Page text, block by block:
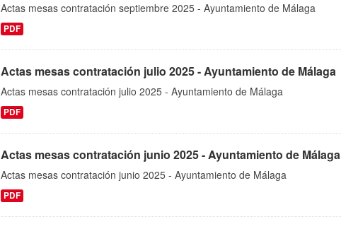
Actas mesas contratación septiembre 2025 - Ayuntamiento de Málaga
PDF
Actas mesas contratación julio 2025 - Ayuntamiento de Málaga
Actas mesas contratación julio 2025 - Ayuntamiento de Málaga
PDF
Actas mesas contratación junio 2025 - Ayuntamiento de Málaga
Actas mesas contratación junio 2025 - Ayuntamiento de Málaga
PDF